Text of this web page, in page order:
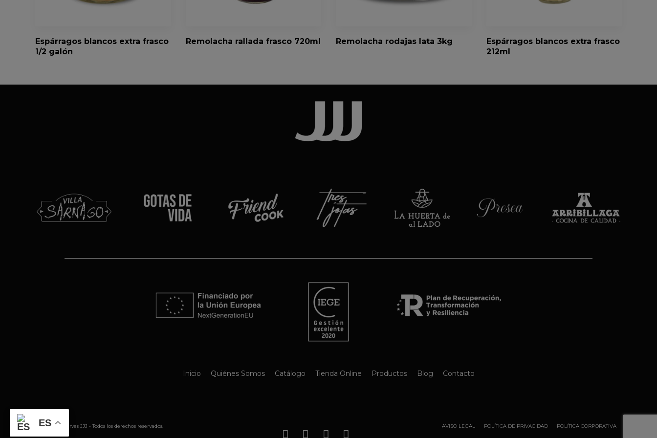
Espárragos blancos extra frasco
1/2 galón
Remolacha rallada frasco 720ml Remolacha rodajas lata 3kg
Espárragos blancos extra frasco
212ml
Inicio Quiénes Somos Catálogo Tienda Online Productos Blog Contacto
@ 2026 Conservas JJJ - Todos los derechos reservados. AVISO LEGAL POLÍTICA DE PRIVACIDAD POLÍTICA CORPORATIVA
ES